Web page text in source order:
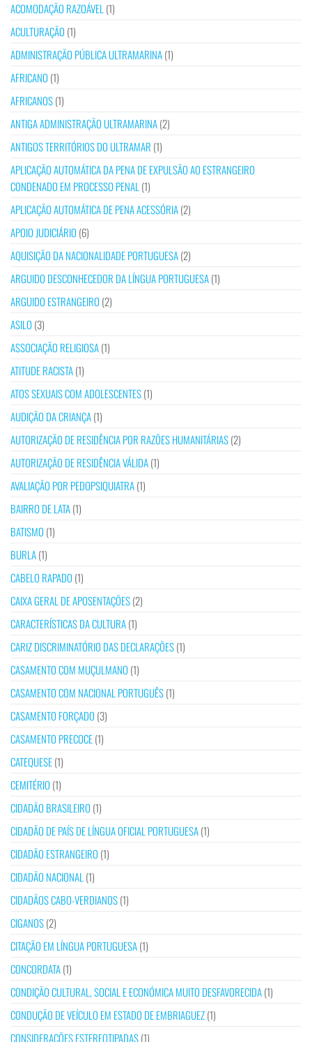
ACOMODAÇÃO RAZOÁVEL (1)
ACULTURAÇÃO (1)
ADMINISTRAÇÃO PÚBLICA ULTRAMARINA(1)
AFRICANO (1)
AFRICANOS(1)
ANTIGA ADMINISTRAÇÃO ULTRAMARINA(2)
ANTIGOS TERRITÓRIOS DO ULTRAMAR (1)
APLICAÇÃO AUTOMÁTICA DA PENA DE EXPULSÃO AO ESTRANGEIRO
CONDENADO EM PROCESSO PENAL (1)
APLICAÇÃO AUTOMÁTICA DE PENA ACESSÓRIA(2)
APOIO JUDICIÁRIO (6)
AQUISIÇÃO DA NACIONALIDADE PORTUGUESA(2)
ARGUIDO DESCONHECEDOR DA LÍNGUA PORTUGUESA(1)
ARGUIDO ESTRANGEIRO (2)
ASILO (3)
ASSOCIAÇÃO RELIGIOSA(1)
ATITUDE RACISTA(1)
ATOS SEXUAIS COM ADOLESCENTES(1)
AUDIÇÃO DA CRIANÇA(1)
AUTORIZAÇÃO DE RESIDÊNCIA POR RAZÕES HUMANITÁRIAS(2)
AUTORIZAÇÃO DE RESIDÊNCIA VÁLIDA(1)
AVALIAÇÃO POR PEDOPSIQUIATRA(1)
BAIRRO DE LATA(1)
BATISMO (1)
BURLA(1)
CABELO RAPADO (1)
CAIXA GERAL DE APOSENTAÇÕES(2)
CARACTERÍSTICAS DA CULTURA(1)
CARIZ DISCRIMINATÓRIO DAS DECLARAÇÕES(1)
CASAMENTO COM MUÇULMANO (1)
CASAMENTO COM NACIONAL PORTUGUÊS(1)
CASAMENTO FORÇADO (3)
CASAMENTO PRECOCE(1)
CATEQUESE(1)
CEMITÉRIO (1)
CIDADÃO BRASILEIRO (1)
CIDADÃO DE PAÍS DE LÍNGUA OFICIAL PORTUGUESA(1)
CIDADÃO ESTRANGEIRO (1)
CIDADÃO NACIONAL (1)
CIDADÃOS CABO-VERDIANOS(1)
CIGANOS(2)
CITAÇÃO EM LÍNGUA PORTUGUESA(1)
CONCORDATA(1)
CONDIÇÃO CULTURAL, SOCIAL E ECONÓMICA MUITO DESFAVORECIDA(1)
CONDUÇÃO DE VEÍCULO EM ESTADO DE EMBRIAGUEZ(1)
CONSIDERAÇÕES ESTEREOTIPADAS(1)